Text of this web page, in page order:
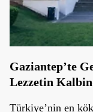
Gaziantep’te
Lezzetin
Türkiye’nin en